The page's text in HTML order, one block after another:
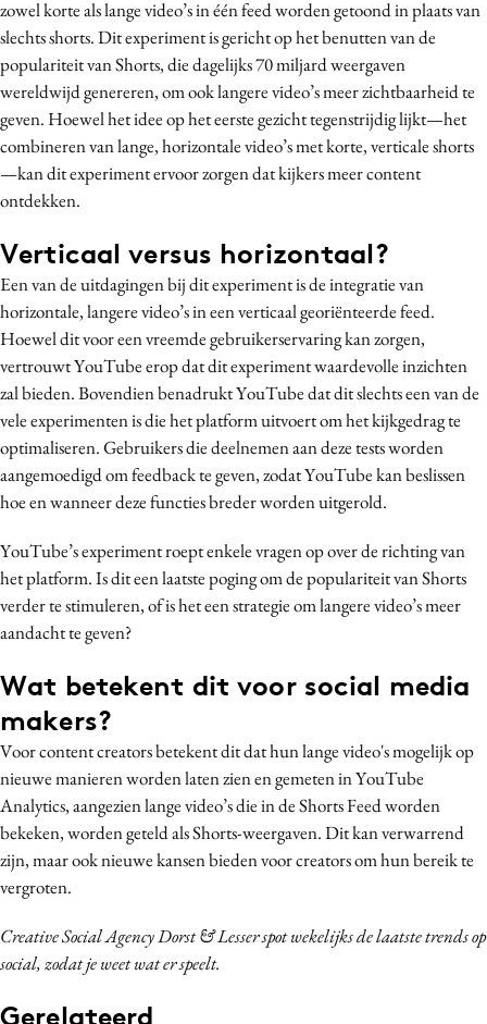
Interne communicatie
Martech
Media
Merkstrategie
PR
Programmatic
Purpose Marketing
zowel korte als lange video’s in één feed worden getoond in plaats van
slechts shorts. Dit experiment is gericht op het benutten van de
populariteit van Shorts, die dagelijks 70 miljard weergaven
wereldwijd genereren, om ook langere video’s meer zichtbaarheid te
geven. Hoewel het idee op het eerste gezicht tegenstrijdig lijkt—het
combineren van lange, horizontale video’s met korte, verticale shorts
—kan dit experiment ervoor zorgen dat kijkers meer content
ontdekken.
Verticaal versus horizontaal?
Een van de uitdagingen bij dit experiment is de integratie van
horizontale, langere video’s in een verticaal georiënteerde feed.
Hoewel dit voor een vreemde gebruikerservaring kan zorgen,
vertrouwt YouTube erop dat dit experiment waardevolle inzichten
zal bieden. Bovendien benadrukt YouTube dat dit slechts een van de
vele experimenten is die het platform uitvoert om het kijkgedrag te
optimaliseren. Gebruikers die deelnemen aan deze tests worden
aangemoedigd om feedback te geven, zodat YouTube kan beslissen
hoe en wanneer deze functies breder worden uitgerold.
YouTube’s experiment roept enkele vragen op over de richting van
het platform. Is dit een laatste poging om de populariteit van Shorts
verder te stimuleren, of is het een strategie om langere video’s meer
aandacht te geven?
Wat betekent dit voor social media
makers?
Voor content creators betekent dit dat hun lange video's mogelijk op
nieuwe manieren worden laten zien en gemeten in YouTube
Analytics, aangezien lange video’s die in de Shorts Feed worden
bekeken, worden geteld als Shorts-weergaven. Dit kan verwarrend
zijn, maar ook nieuwe kansen bieden voor creators om hun bereik te
vergroten.
Creative Social Agency Dorst & Lesser spot wekelijks de laatste trends op
social, zodat je weet wat er speelt.
Gerelateerd